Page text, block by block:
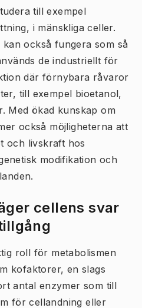
till exempel
i mänskliga celler.
också fungera som så
de industriellt för
där förnybara råvaror
till exempel bioetanol,
Med ökad kunskap om
också möjligheterna att
och livskraft hos
modifikation och
cellens svar
roll för metabolismen
kofaktorer, en slags
antal enzymer som till
för cellandning eller